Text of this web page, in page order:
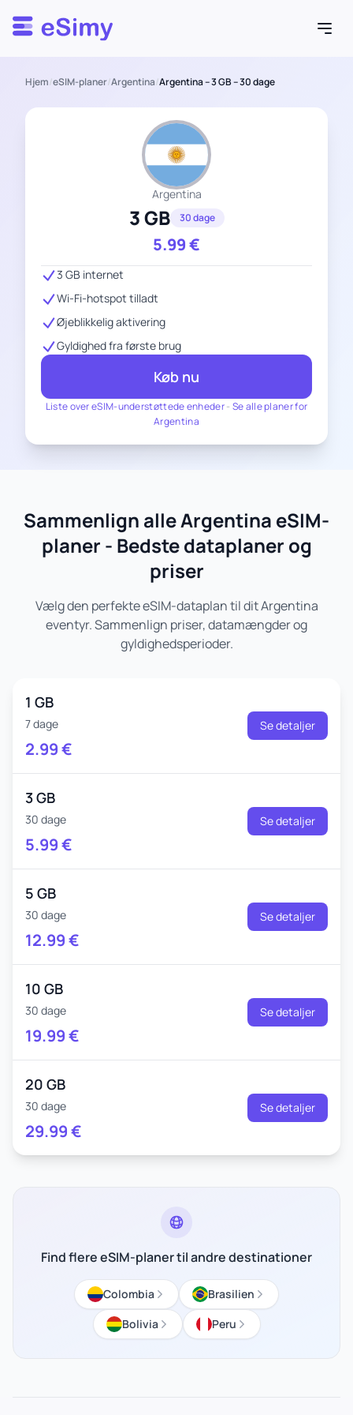
Esimy
Hjem/eSIM-planer/Argentina/Argentina – 3 GB – 30 dage
Argentina
3 GB 30 dage
5.99€
Liste over eSIM-understøttede enheder- Se alle planer for
Argentina
3 GB internet
Wi-Fi-hotspot tilladt
Øjeblikkelig aktivering
Gyldighed fra første brug
Køb nu
Sammenlign alle Argentina eSIM-
planer - Bedste dataplaner og
priser
Vælg den perfekte eSIM-dataplan til dit Argentina
eventyr. Sammenlign priser, datamængder og
gyldighedsperioder.
1 GB
7 dage
2.99€
Se detaljer
3 GB
30 dage
5.99€
Se detaljer
5 GB
30 dage
12.99€
Se detaljer
10 GB
30 dage
19.99€
Se detaljer
20 GB
30 dage
29.99€
Se detaljer
Find flere eSIM-planer til andre destinationer
Colombia
Brasilien
Bolivia
Peru